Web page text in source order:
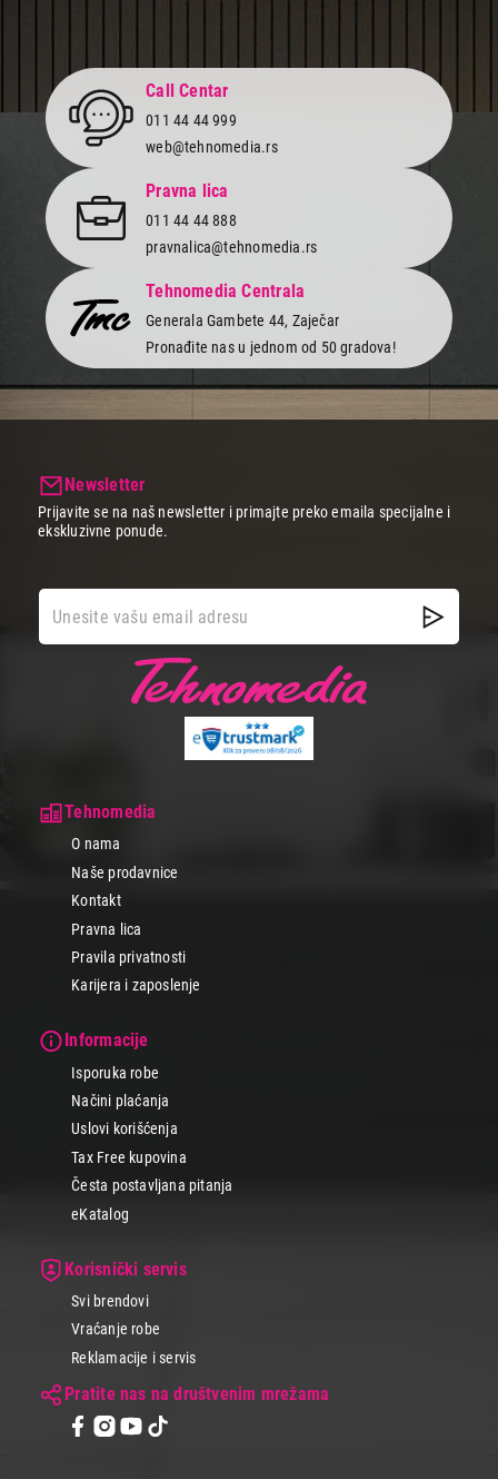
BOSCH WTZ20410
Proizvod je dodat u korpu.
Ukupno u korpi:
Nastavi kupovinu
Završi kupovinu
Call Centar
011 44 44 999
web@tehnomedia.rs
Pravna lica
011 44 44 888
pravnalica@tehnomedia.rs
Tehnomedia Centrala
Generala Gambete 44, Zaječar
Pronađite nas u jednom od 50 gradova!
Tehnomedia
O nama
Naše prodavnice
Kontakt
Pravna lica
Pravila privatnosti
Karijera i zaposlenje
Informacije
Isporuka robe
Načini plaćanja
Uslovi korišćenja
Tax Free kupovina
Česta postavljana pitanja
eKatalog
Korisnički servis
Svi brendovi
Vraćanje robe
Reklamacije i servis
Pratite nas na društvenim mrežama
Newsletter
Prijavite se na naš newsletter i primajte preko emaila specijalne i
ekskluzivne ponude.